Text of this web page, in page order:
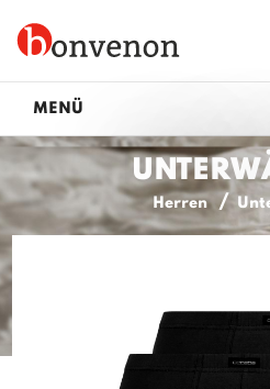
MENÜ
Herren